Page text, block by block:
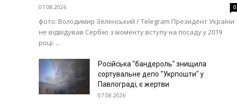
07.08.2026 0
фото: Володимир Зеленський / Telegram Президент України
не відвідував Сербію з моменту вступу на посаду у 2019
році. ...
Російська "бандероль" знищила
сортувальне депо "Укрпошти" у
Павлограді, є жертви
07.08.2026